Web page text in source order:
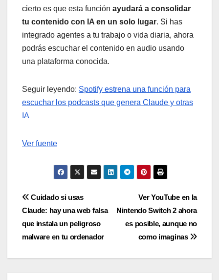
cierto es que esta función ayudará a consolidar
tu contenido con IA en un solo lugar. Si has
integrado agentes a tu trabajo o vida diaria, ahora
podrás escuchar el contenido en audio usando
una plataforma conocida.
Seguir leyendo: Spotify estrena una función para
escuchar los podcasts que genera Claude y otras
IA
Ver fuente
Navegación
de
entradas
Ver YouTube en la
Nintendo Switch 2 ahora
es posible, aunque no
como imaginas
Cuidado si usas
Claude: hay una web falsa
que instala un peligroso
malware en tu ordenador